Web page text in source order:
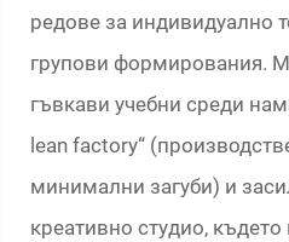
редове за индивидуално
групови формирования.
гъвкави учебни среди
lean factory“
минимални загуби) и
креативно студио, където